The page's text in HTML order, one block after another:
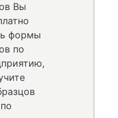
Вы
формы
по